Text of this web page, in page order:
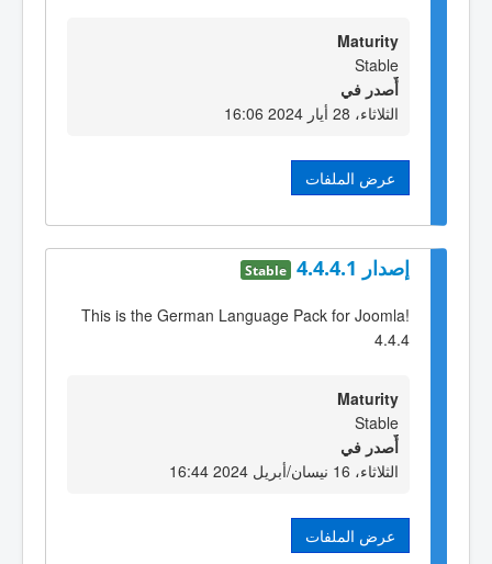
Maturity
Stable
أٌصدر في
الثلاثاء، 28 أيار 2024 16:06
عرض الملفات
إصدار 4.4.4.1 Stable
This is the German Language Pack for Joomla!
4.4.4
Maturity
Stable
أٌصدر في
الثلاثاء، 16 نيسان/أبريل 2024 16:44
عرض الملفات